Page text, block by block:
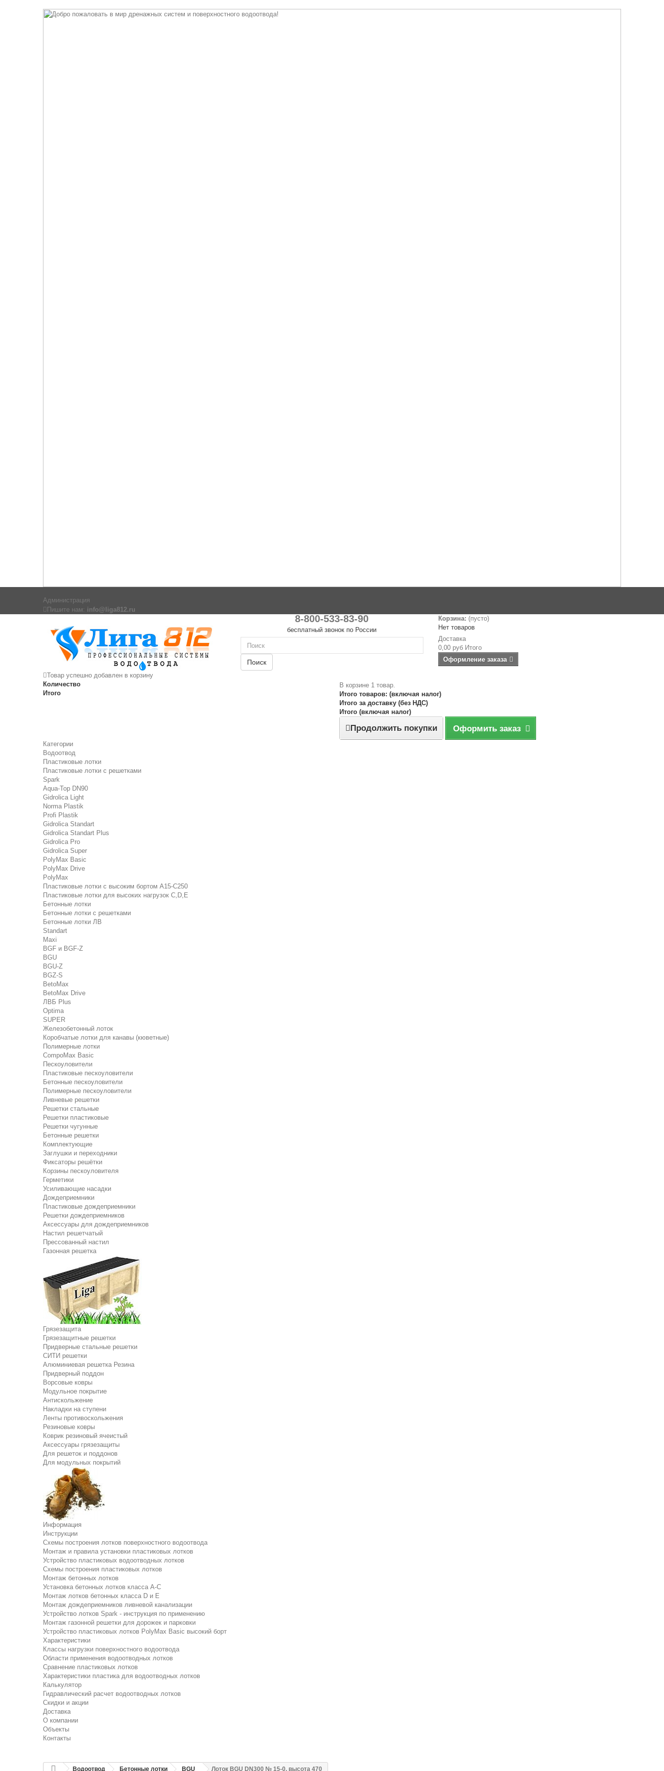
Администрация
Пишите нам: info@liga812.ru
8-800-533-83-90
бесплатный звонок по России
Поиск
Корзина: (пусто)
Нет товаров
Доставка
0,00 руб Итого
Оформление заказа
Товар успешно добавлен в корзину
Количество
Итого
В корзине 1 товар.
Итого товаров: (включая налог)
Итого за доставку (без НДС)
Итого (включая налог)
Продолжить покупки Оформить заказ
Категории
Водоотвод
Пластиковые лотки
Пластиковые лотки с решетками
Spark
Aqua-Top DN90
Gidrolica Light
Norma Plastik
Profi Plastik
Gidrolica Standart
Gidrolica Standart Plus
Gidrolica Pro
Gidrolica Super
PolyMax Basic
PolyMax Drive
PolyMax
Пластиковые лотки с высоким бортом А15-C250
Пластиковые лотки для высоких нагрузок C,D,E
Бетонные лотки
Бетонные лотки с решетками
Бетонные лотки ЛВ
Standart
Maxi
BGF и BGF-Z
BGU
BGU-Z
BGZ-S
BetoMax
BetoMax Drive
ЛВБ Plus
Optima
SUPER
Железобетонный лоток
Коробчатые лотки для канавы (кюветные)
Полимерные лотки
CompoMax Basic
Пескоуловители
Пластиковые пескоуловители
Бетонные пескоуловители
Полимерные пескоуловители
Ливневые решетки
Решетки стальные
Решетки пластиковые
Решетки чугунные
Бетонные решетки
Комплектующие
Заглушки и переходники
Фиксаторы решётки
Корзины пескоуловителя
Герметики
Усиливающие насадки
Дождеприемники
Пластиковые дождеприемники
Решетки дождеприемников
Аксессуары для дождеприемников
Настил решетчатый
Прессованный настил
Газонная решетка
Грязезащита
Грязезащитные решетки
Придверные стальные решетки
СИТИ решетки
Алюминиевая решетка Резина
Придверный поддон
Ворсовые ковры
Модульное покрытие
Антискольжение
Накладки на ступени
Ленты противоскольжения
Резиновые ковры
Коврик резиновый ячеистый
Аксессуары грязезащиты
Для решеток и поддонов
Для модульных покрытий
Информация
Инструкции
Схемы построения лотков поверхностного водоотвода
Монтаж и правила установки пластиковых лотков
Устройство пластиковых водоотводных лотков
Схемы построения пластиковых лотков
Монтаж бетонных лотков
Установка бетонных лотков класса A-C
Монтаж лотков бетонных класса D и E
Монтаж дождеприемников ливневой канализации
Устройство лотков Spark - инструкция по применению
Монтаж газонной решетки для дорожек и парковки
Устройство пластиковых лотков PolyMax Basic высокий борт
Характеристики
Классы нагрузки поверхностного водоотвода
Области применения водоотводных лотков
Сравнение пластиковых лотков
Характеристики пластика для водоотводных лотков
Калькулятор
Гидравлический расчет водоотводных лотков
Скидки и акции
Доставка
О компании
Объекты
Контакты
Водоотвод Бетонные лотки BGU Лоток BGU DN300 № 15-0, высота 470